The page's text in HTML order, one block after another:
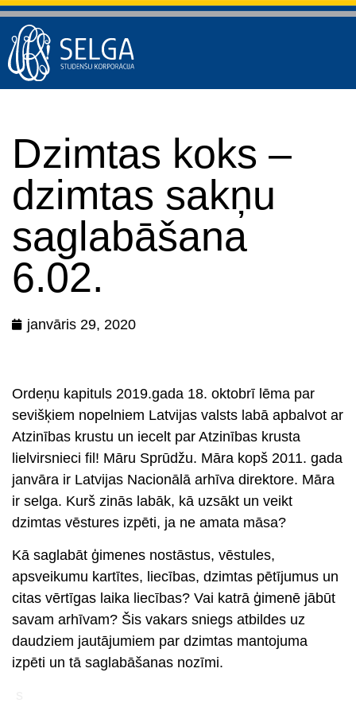
Dzimtas koks –
dzimtas sakņu
saglabāšana
6.02.
janvāris 29, 2020
Ordeņu kapituls 2019.gada 18. oktobrī lēma par
sevišķiem nopelniem Latvijas valsts labā apbalvot ar
Atzinības krustu un iecelt par Atzinības krusta
lielvirsnieci fil! Māru Sprūdžu. Māra kopš 2011. gada
janvāra ir Latvijas Nacionālā arhīva direktore. Māra
ir selga. Kurš zinās labāk, kā uzsākt un veikt
dzimtas vēstures izpēti, ja ne amata māsa?
Kā saglabāt ģimenes nostāstus, vēstules,
apsveikumu kartītes, liecības, dzimtas pētījumus un
citas vērtīgas laika liecības? Vai katrā ģimenē jābūt
savam arhīvam? Šis vakars sniegs atbildes uz
daudziem jautājumiem par dzimtas mantojuma
izpēti un tā saglabāšanas nozīmi.